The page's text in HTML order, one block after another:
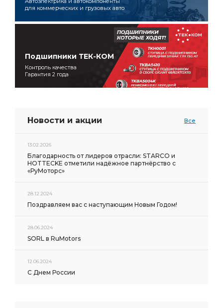
для коммерческих и грузовых авто
Подшипники ТЕК-КОМ
Контроль качества
Гарантия 2 года
Новости и акции Все
13.02.2026
Благодарность от лидеров отрасли: STARCO и
HOTTECKE отметили надёжное партнёрство с
«РуМоторс»
28.12.2024
Поздравляем вас с наступающим Новым Годом!
28.06.2024
SORL в RuMotors
12.06.2024
С Днем России